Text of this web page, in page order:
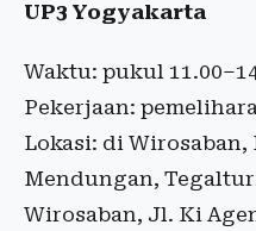
UP3 Yogyakarta
Waktu: pukul
Pekerjaan:
Lokasi: di
Mendungan,
Wirosaban, Jl. Ki